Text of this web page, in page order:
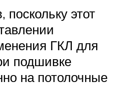
этот
ГКЛ для
подшивке
на потолочные